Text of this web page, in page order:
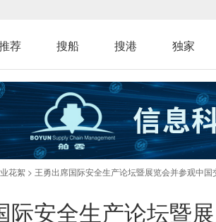
荐 搜船 搜港 独家
花絮 > 王勇出席国际安全生产论坛暨展览会并参观中国
际安全生产论坛暨